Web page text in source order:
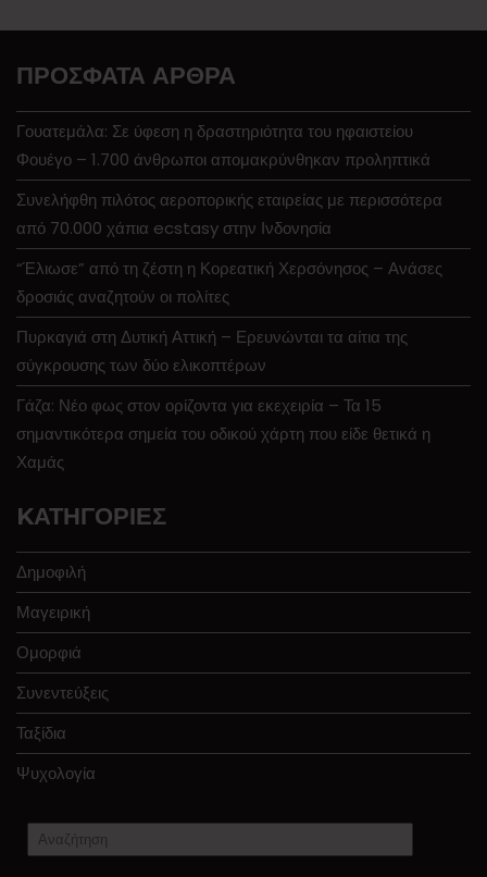
ΠΡΌΣΦΑΤΑ ΆΡΘΡΑ
Γουατεμάλα: Σε ύφεση η δραστηριότητα του ηφαιστείου
Φουέγο – 1.700 άνθρωποι απομακρύνθηκαν προληπτικά
Συνελήφθη πιλότος αεροπορικής εταιρείας με περισσότερα
από 70.000 χάπια ecstasy στην Ινδονησία
“Έλιωσε” από τη ζέστη η Κορεατική Χερσόνησος – Ανάσες
δροσιάς αναζητούν οι πολίτες
Πυρκαγιά στη Δυτική Αττική – Ερευνώνται τα αίτια της
σύγκρουσης των δύο ελικοπτέρων
Γάζα: Νέο φως στον ορίζοντα για εκεχειρία – Τα 15
σημαντικότερα σημεία του οδικού χάρτη που είδε θετικά η
Χαμάς
KΑΤΗΓΟΡΊΕΣ
Δημοφιλή
Μαγειρική
Ομορφιά
Συνεντεύξεις
Ταξίδια
Ψυχολογία